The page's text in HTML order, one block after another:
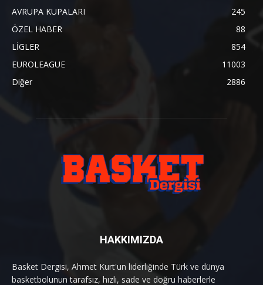
AVRUPA KUPALARI
245
ÖZEL HABER
88
LİGLER
854
EUROLEAGUE
11003
Diğer
2886
HAKKIMIZDA
Basket Dergisi, Ahmet Kurt'un liderliğinde Türk ve dünya
basketbolunun tarafsız, hızlı, sade ve doğru haberlerle